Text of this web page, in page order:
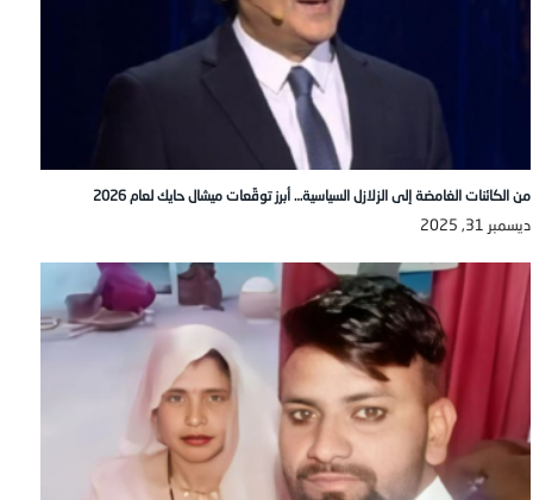
من الكائنات الغامضة إلى الزلازل السياسية… أبرز توقّعات ميشال حايك لعام 2026
ديسمبر 31, 2025